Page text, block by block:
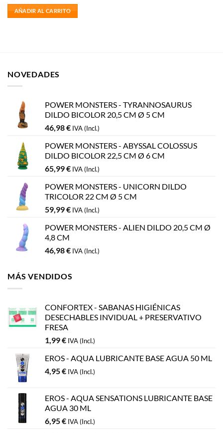
AÑADIR AL CARRITO
NOVEDADES
POWER MONSTERS - TYRANNOSAURUS
DILDO BICOLOR 20,5 CM Ø 5 CM
46,98€ IVA (Incl.)
POWER MONSTERS - ABYSSAL COLOSSUS
DILDO BICOLOR 22,5 CM Ø 6 CM
65,99€ IVA (Incl.)
POWER MONSTERS - UNICORN DILDO
TRICOLOR 22 CM Ø 5 CM
59,99€ IVA (Incl.)
POWER MONSTERS - ALIEN DILDO 20,5 CM Ø
4,8 CM
46,98€ IVA (Incl.)
MÁS VENDIDOS
CONFORTEX - SABANAS HIGIÉNICAS
DESECHABLES INVIDUAL + PRESERVATIVO
FRESA
1,99€ IVA (Incl.)
EROS - AQUA LUBRICANTE BASE AGUA 50 ML
4,95€ IVA (Incl.)
EROS - AQUA SENSATIONS LUBRICANTE BASE
AGUA 30 ML
6,95€ IVA (Incl.)